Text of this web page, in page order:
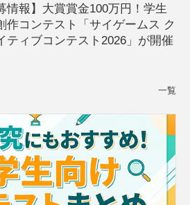
情報】大賞賞金100万円！学生
作コンテスト「サイゲームス ク
ティブコンテスト2026」が開催
一覧